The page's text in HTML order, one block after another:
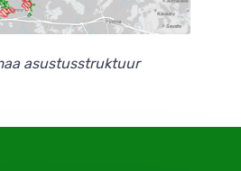
asustusstruktuur